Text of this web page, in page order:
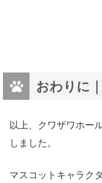
おわりに
以上、クワザワホー
しました。
マスコットキャラク